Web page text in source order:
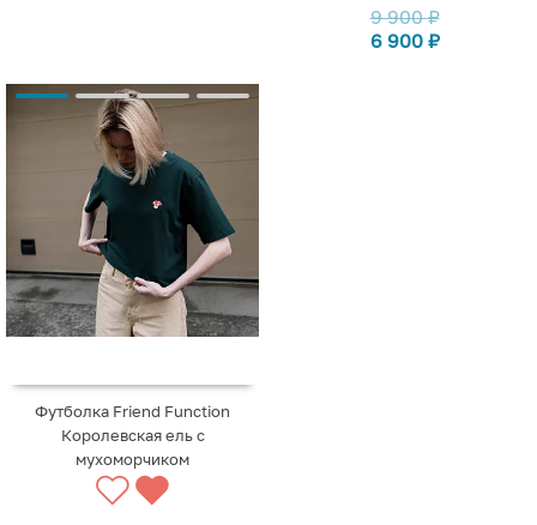
9 900₽
6 900 ₽
Футболка Friend Function
Королевская ель с
мухоморчиком